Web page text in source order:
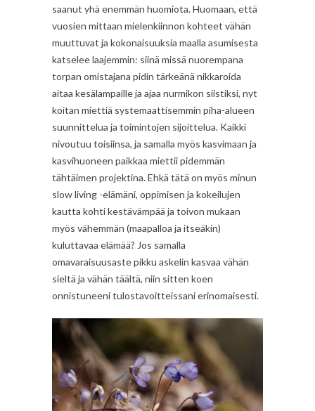
saanut yhä enemmän huomiota. Huomaan, että
vuosien mittaan mielenkiinnon kohteet vähän
muuttuvat ja kokonaisuuksia maalla asumisesta
katselee laajemmin: siinä missä nuorempana
torpan omistajana pidin tärkeänä nikkaroida
aitaa kesälampaille ja ajaa nurmikon siistiksi, nyt
koitan miettiä systemaattisemmin piha-alueen
suunnittelua ja toimintojen sijoittelua. Kaikki
nivoutuu toisiinsa, ja samalla myös kasvimaan ja
kasvihuoneen paikkaa miettii pidemmän
tähtäimen projektina. Ehkä tätä on myös minun
slow living -elämäni, oppimisen ja kokeilujen
kautta kohti kestävämpää ja toivon mukaan
myös vähemmän (maapalloa ja itseäkin)
kuluttavaa elämää? Jos samalla
omavaraisuusaste pikku askelin kasvaa vähän
sieltä ja vähän täältä, niin sitten koen
onnistuneeni tulostavoitteissani erinomaisesti.